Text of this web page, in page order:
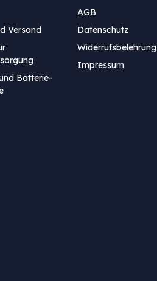
Versand
Batterie-
AGB
Datenschutz
Widerrufsbelehrung
Impressum